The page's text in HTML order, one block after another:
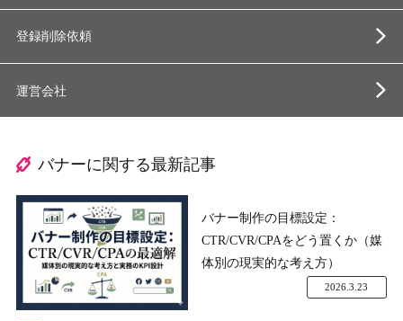
登録削除依頼
運営会社
バナーに関する最新記事
バナー制作の目標設定：
CTR/CVR/CPAをどう置くか（媒
体別の現実的な考え方）
2026.3.23